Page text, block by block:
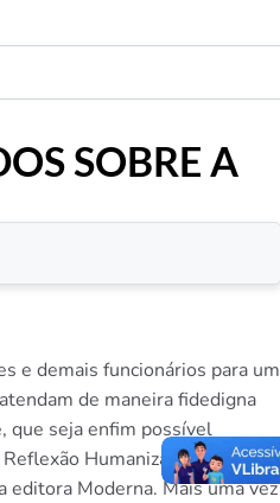
SOBRE A
e demais funcionários para um
de maneira fidedigna
que seja enfim possível
Humanizadora com
editora Moderna. Mais uma vez